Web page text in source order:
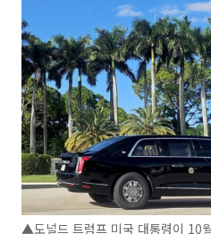
▲도널드 트럼프 미국 대통령이 10